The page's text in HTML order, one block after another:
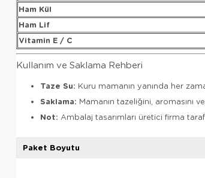
Ham Kül
Ham Lif
Vitamin E / C
Kullanım ve Saklama Rehberi
Taze Su: Kuru mamanın yanında her
Saklama: Mamanın tazeliğini, aromasını
Not: Ambalaj tasarımları üretici firma
Paket Boyutu